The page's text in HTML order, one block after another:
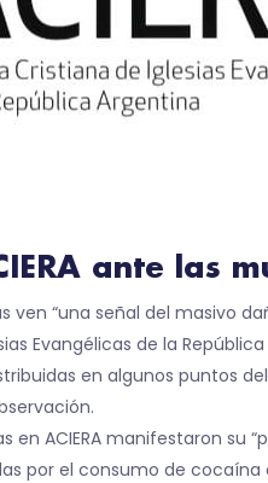
ante las
ven “una señal del masivo
Evangélicas de la
en algunos puntos
en ACIERA manifestaron
por el consumo de cocaína